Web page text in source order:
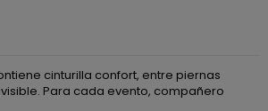
cinturilla confort, entre piernas
Para cada evento, compañero